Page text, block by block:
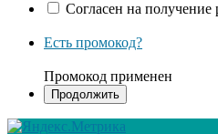
Согласен на получение
Есть промокод?
Промокод применен